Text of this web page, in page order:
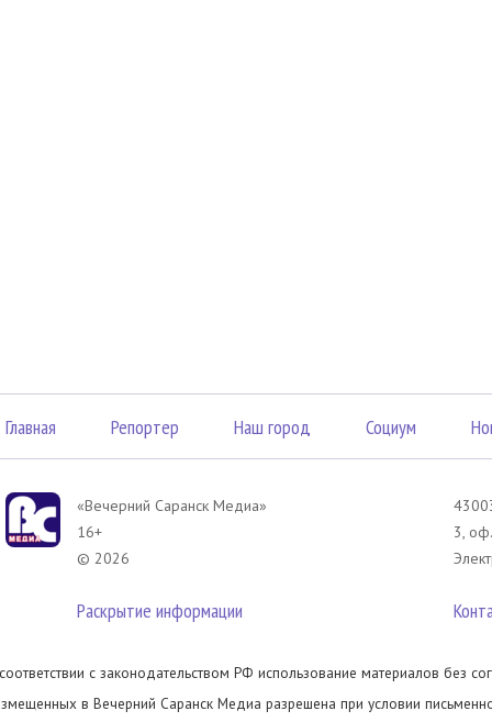
Главная Репортер Наш город Социум
«Вечерний Саранск Mедиа»
16+
© 2026
Раскрытие информации
3,
с законодательством РФ использование материалов без
в Вечерний Саранск Медиа разрешена при условии